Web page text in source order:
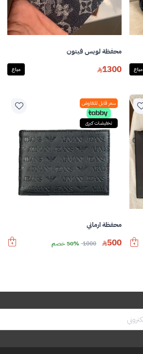
مباع
محفظة لويس فيتون
1300 مباع
سعر قابل للتفاوض
تخفيضات كبرى
محفظة ارماني
500
1000 50% خصم